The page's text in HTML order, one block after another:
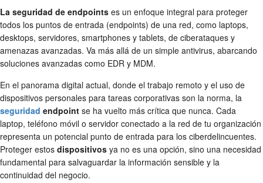
La seguridad de endpoints es un enfoque integral para proteger
todos los puntos de entrada (endpoints) de una red, como laptops,
desktops, servidores, smartphones y tablets, de ciberataques y
amenazas avanzadas. Va más allá de un simple antivirus, abarcando
soluciones avanzadas como EDR y MDM.
En el panorama digital actual, donde el trabajo remoto y el uso de
dispositivos personales para tareas corporativas son la norma, la
seguridad endpoint se ha vuelto más crítica que nunca. Cada
laptop, teléfono móvil o servidor conectado a la red de tu organización
representa un potencial punto de entrada para los ciberdelincuentes.
Proteger estos dispositivos ya no es una opción, sino una necesidad
fundamental para salvaguardar la información sensible y la
continuidad del negocio.